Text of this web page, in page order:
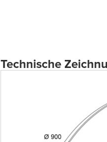
Technische